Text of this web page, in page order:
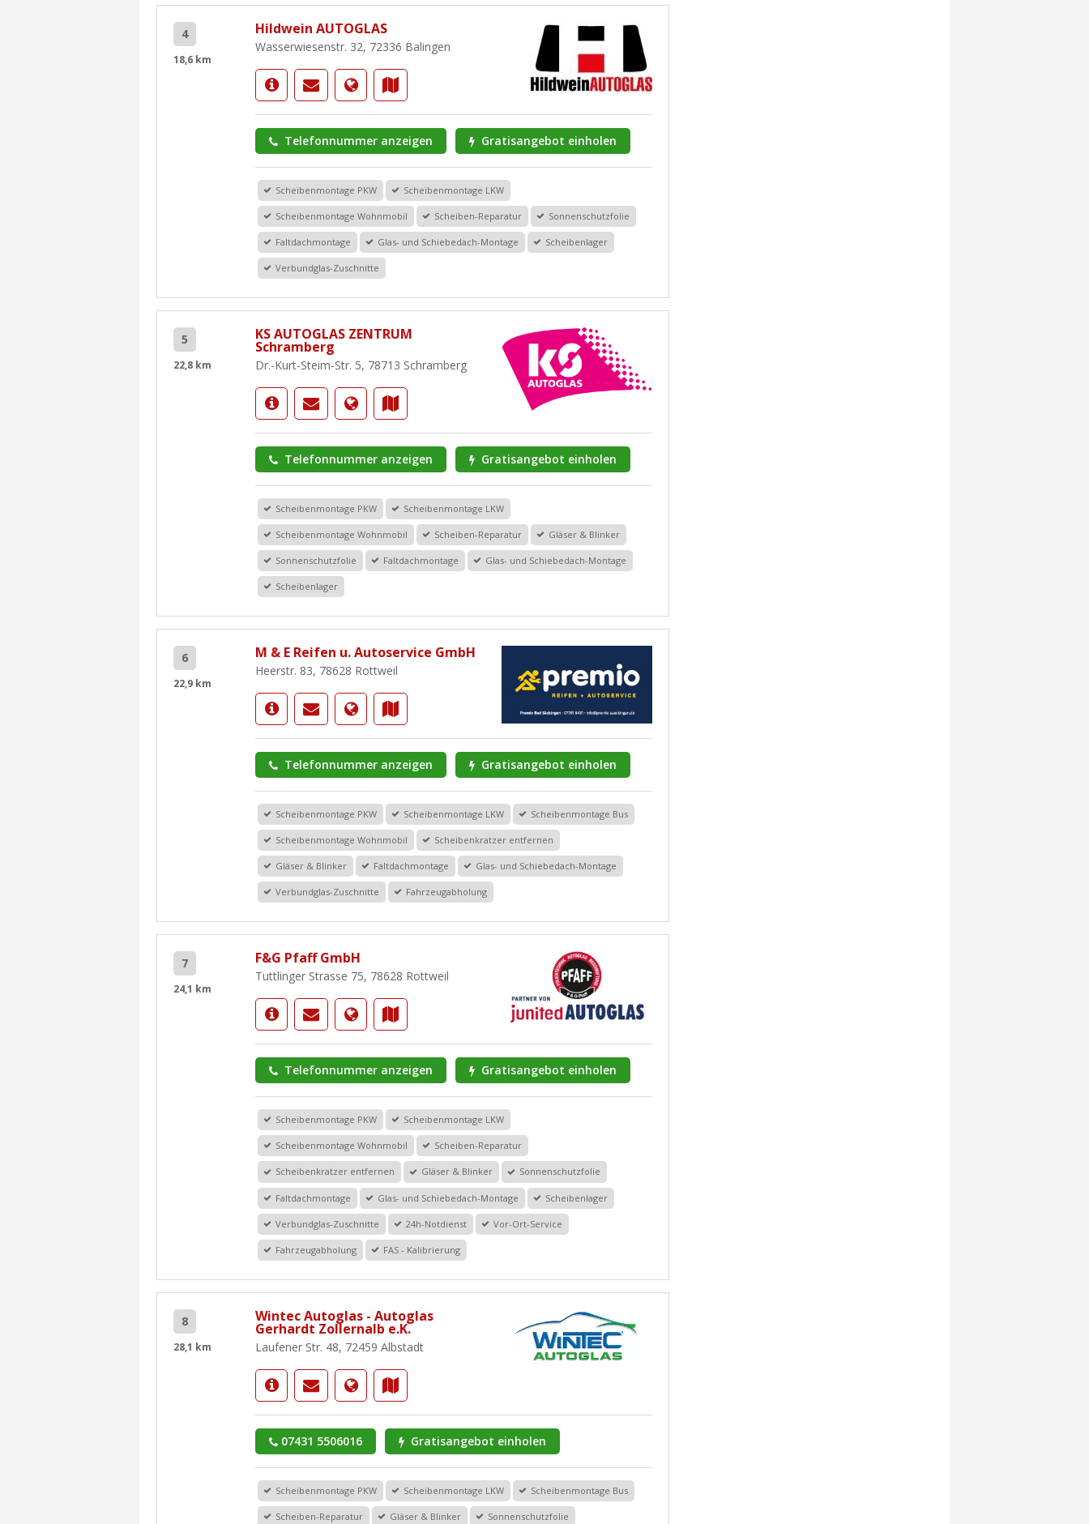
4
18,6 km
Hildwein AUTOGLAS
Wasserwiesenstr. 32, 72336 Balingen
Telefonnummer anzeigen Gratisangebot einholen
Scheibenmontage PKW Scheibenmontage LKW
Scheibenmontage Wohnmobil Scheiben-Reparatur Sonnenschutzfolie
Faltdachmontage Glas- und Schiebedach-Montage Scheibenlager
Verbundglas-Zuschnitte
5
22,8 km
KS AUTOGLAS ZENTRUM
Schramberg
Dr.-Kurt-Steim-Str. 5, 78713 Schramberg
Telefonnummer anzeigen Gratisangebot einholen
Scheibenmontage PKW Scheibenmontage LKW
Scheibenmontage Wohnmobil Scheiben-Reparatur Gläser & Blinker
Sonnenschutzfolie Faltdachmontage Glas- und Schiebedach-Montage
Scheibenlager
6
22,9 km
M & E Reifen u. Autoservice GmbH
Heerstr. 83, 78628 Rottweil
Telefonnummer anzeigen Gratisangebot einholen
Scheibenmontage PKW Scheibenmontage LKW Scheibenmontage Bus
Scheibenmontage Wohnmobil Scheibenkratzer entfernen
Gläser & Blinker Faltdachmontage Glas- und Schiebedach-Montage
Verbundglas-Zuschnitte Fahrzeugabholung
7
24,1 km
F&G Pfaff GmbH
Tuttlinger Strasse 75, 78628 Rottweil
Telefonnummer anzeigen Gratisangebot einholen
Scheibenmontage PKW Scheibenmontage LKW
Scheibenmontage Wohnmobil Scheiben-Reparatur
Scheibenkratzer entfernen Gläser & Blinker Sonnenschutzfolie
Faltdachmontage Glas- und Schiebedach-Montage Scheibenlager
Verbundglas-Zuschnitte 24h-Notdienst Vor-Ort-Service
Fahrzeugabholung FAS - Kalibrierung
8
28,1 km
Wintec Autoglas - Autoglas
Gerhardt Zollernalb e.K.
Laufener Str. 48, 72459 Albstadt
07431 5506016 Gratisangebot einholen
Scheibenmontage PKW Scheibenmontage LKW Scheibenmontage Bus
Scheiben-Reparatur Gläser & Blinker Sonnenschutzfolie